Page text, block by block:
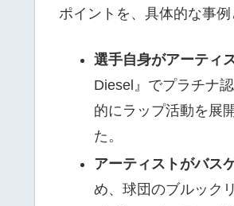
ポイントを、具体的な事例
選手自身がアーティ
Diesel』でプラチナ
的にラップ活動を展
た。
アーティストがバス
め、球団のブルック